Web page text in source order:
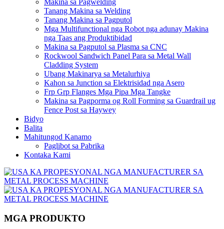
Makina sa Pagwelding
Tanang Makina sa Welding
Tanang Makina sa Pagputol
Mga Multifunctional nga Robot nga adunay Makina
nga Taas ang Produktibidad
Makina sa Pagputol sa Plasma sa CNC
Rockwool Sandwich Panel Para sa Metal Wall
Cladding System
Ubang Makinarya sa Metalurhiya
Kahon sa Junction sa Elektrisidad nga Asero
Frp Grp Flanges Mga Pipa Mga Tangke
Makina sa Pagporma og Roll Forming sa Guardrail ug
Fence Post sa Haywey
Bidyo
Balita
Mahitungod Kanamo
Paglibot sa Pabrika
Kontaka Kami
MGA PRODUKTO